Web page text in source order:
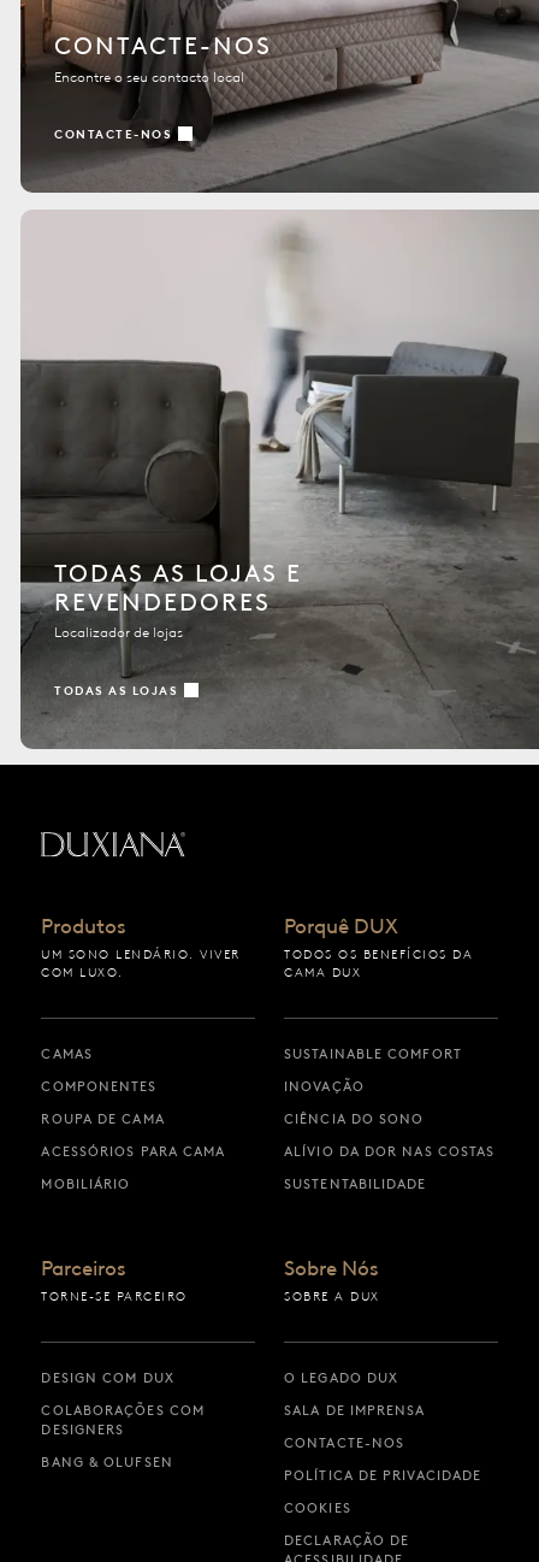
CONTACTE-NOS
Encontre o seu contacto local
CONTACTE-NOS
TODAS AS LOJAS E
REVENDEDORES
Localizador de lojas
TODAS AS LOJAS
Produtos
UM SONO LENDÁRIO. VIVER
COM LUXO.
CAMAS
COMPONENTES
ROUPA DE CAMA
ACESSÓRIOS PARA CAMA
MOBILIÁRIO
Porquê DUX
TODOS OS BENEFÍCIOS DA
CAMA DUX
SUSTAINABLE COMFORT
INOVAÇÃO
CIÊNCIA DO SONO
ALÍVIO DA DOR NAS COSTAS
SUSTENTABILIDADE
Parceiros
TORNE-SE PARCEIRO
DESIGN COM DUX
COLABORAÇÕES COM
DESIGNERS
BANG & OLUFSEN
Sobre Nós
SOBRE A DUX
O LEGADO DUX
SALA DE IMPRENSA
CONTACTE-NOS
POLÍTICA DE PRIVACIDADE
COOKIES
DECLARAÇÃO DE